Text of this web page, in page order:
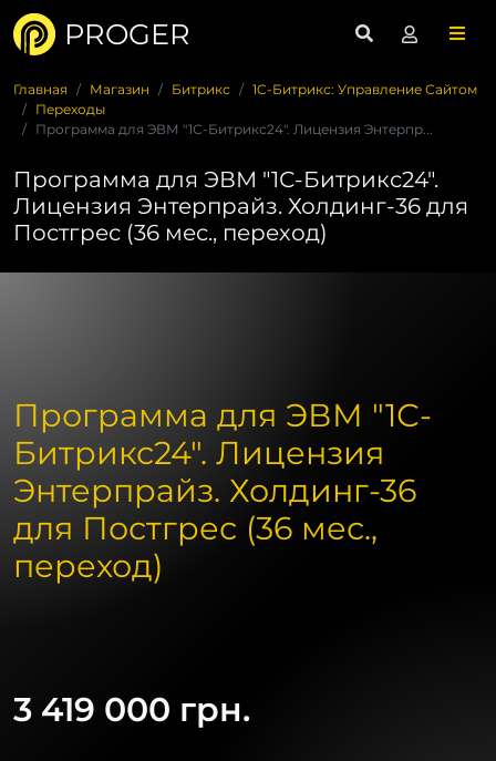
PROGER
Главная Магазин Битрикс
1C-Битрикс: Управление Сайтом
Переходы
Программа для ЭВМ "1С-Битрикс24". Лицензия Энтерпр...
Программа для ЭВМ "1С-Битрикс24".
Лицензия Энтерпрайз. Холдинг-36 для
Постгрес (36 мес., переход)
Программа для ЭВМ "1С-
Битрикс24". Лицензия
Энтерпрайз. Холдинг-36
для Постгрес (36 мес.,
переход)
3 419 000 грн.